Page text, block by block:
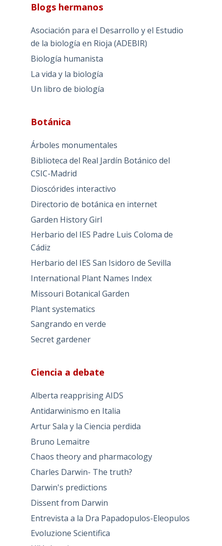
Blogs hermanos
Asociación para el Desarrollo y el Estudio
de la biología en Rioja (ADEBIR)
Biología humanista
La vida y la biología
Un libro de biología
Botánica
Árboles monumentales
Biblioteca del Real Jardín Botánico del
CSIC-Madrid
Dioscórides interactivo
Directorio de botánica en internet
Garden History Girl
Herbario del IES Padre Luis Coloma de
Cádiz
Herbario del IES San Isidoro de Sevilla
International Plant Names Index
Missouri Botanical Garden
Plant systematics
Sangrando en verde
Secret gardener
Ciencia a debate
Alberta reapprising AIDS
Antidarwinismo en Italia
Artur Sala y la Ciencia perdida
Bruno Lemaitre
Chaos theory and pharmacology
Charles Darwin- The truth?
Darwin's predictions
Dissent from Darwin
Entrevista a la Dra Papadopulos-Eleopulos
Evoluzione Scientifica